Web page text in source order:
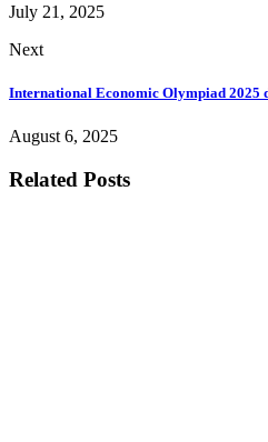
July 21, 2025
Next
International Economic Olympiad 2025
August 6, 2025
Related Posts